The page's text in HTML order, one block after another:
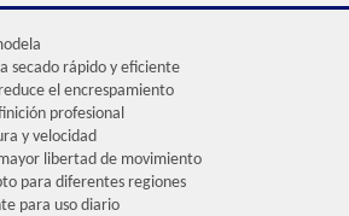
secado rápido y eficiente
el encrespamiento
profesional
y velocidad
libertad de movimiento
para diferentes regiones
para uso diario